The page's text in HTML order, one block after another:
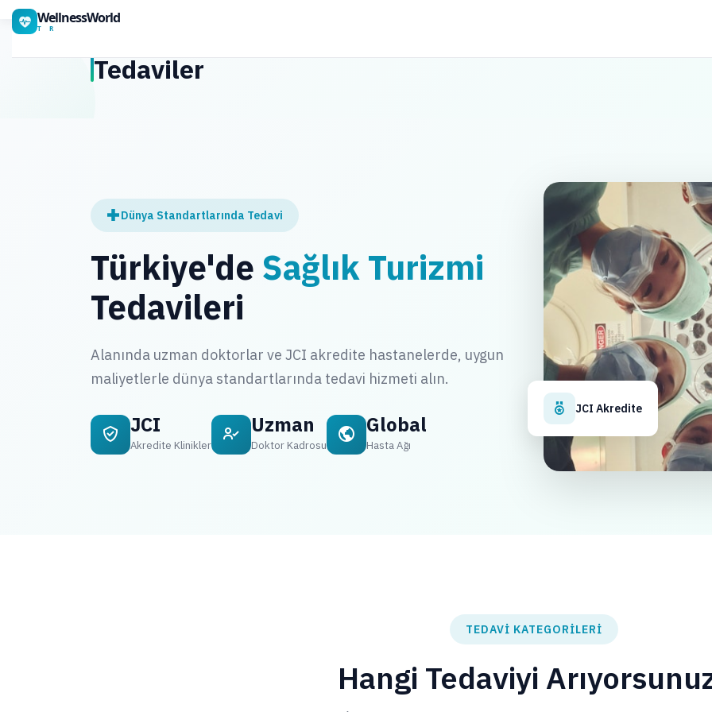
WellnessWorld
T R
Tedaviler
Dünya Standartlarında Tedavi
Türkiye'de Sağlık Turizmi
Tedavileri
Alanında uzman doktorlar ve JCI akredite hastanelerde, uygun
maliyetlerle dünya standartlarında tedavi hizmeti alın.
JCI
Akredite Klinikler
Uzman
Doktor Kadrosu
Global
Hasta Ağı
JCI Akredite
TEDAVI KATEGORILERI
Hangi Tedaviyi